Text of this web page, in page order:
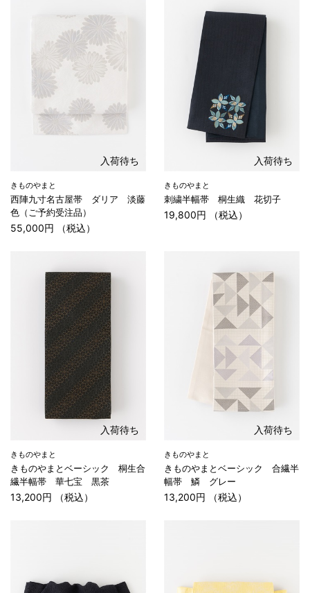
入荷待ち
きものやまと
西陣九寸名古屋帯 ダリア 淡藤
色（ご予約受注品）
55,000円 （税込）
入荷待ち
きものやまと
刺繍半幅帯 桐生織 花切子
19,800円 （税込）
入荷待ち
きものやまと
きものやまとベーシック 桐生合
繊半幅帯 華七宝 黒茶
13,200円 （税込）
入荷待ち
きものやまと
きものやまとベーシック 合繊半
幅帯 鱗 グレー
13,200円 （税込）